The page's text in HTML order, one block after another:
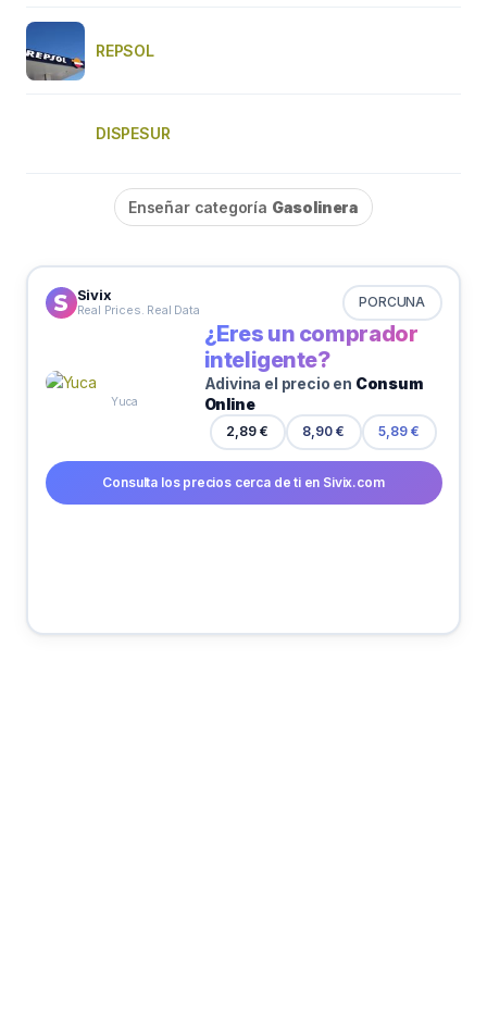
REPSOL
DISPESUR
Enseñar categoría Gasolinera
Sivix
Real Prices. Real Data PORCUNA
Yuca
¿Eres un comprador
inteligente?
Adivina el precio en Consum
Online
2,89 € 8,90 € 5,89 €
Consulta los precios cerca de ti en Sivix.com